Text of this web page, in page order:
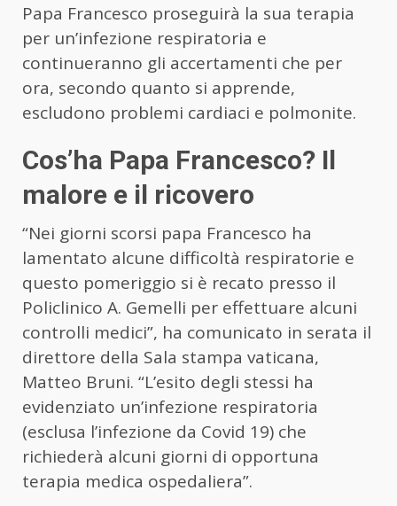
Papa Francesco proseguirà la sua terapia
per un’infezione respiratoria e
continueranno gli accertamenti che per
ora, secondo quanto si apprende,
escludono problemi cardiaci e polmonite.
Cos’ha Papa Francesco? Il
malore e il ricovero
“Nei giorni scorsi papa Francesco ha
lamentato alcune difficoltà respiratorie e
questo pomeriggio si è recato presso il
Policlinico A. Gemelli per effettuare alcuni
controlli medici”, ha comunicato in serata il
direttore della Sala stampa vaticana,
Matteo Bruni. “L’esito degli stessi ha
evidenziato un’infezione respiratoria
(esclusa l’infezione da Covid 19) che
richiederà alcuni giorni di opportuna
terapia medica ospedaliera”.